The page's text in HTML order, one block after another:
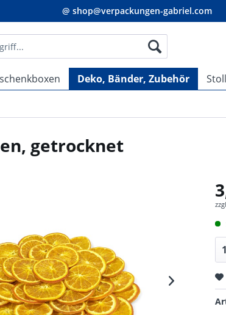
@ shop@verpackungen-gabriel.com
Deko, Bänder, Zubehör
getrocknet